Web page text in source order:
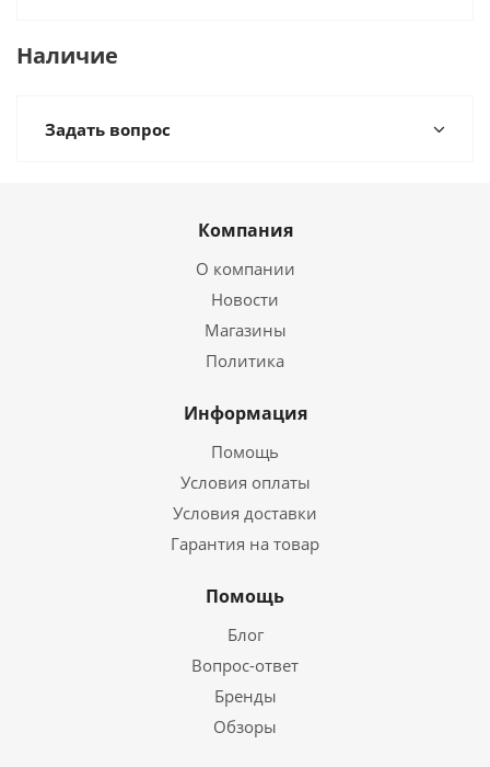
Наличие
Задать вопрос
Компания
О компании
Новости
Магазины
Политика
Информация
Помощь
Условия оплаты
Условия доставки
Гарантия на товар
Помощь
Блог
Вопрос-ответ
Бренды
Обзоры